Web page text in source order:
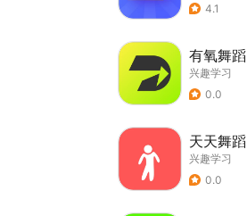
4.1
有氧舞蹈
兴趣学习
0.0
天天舞蹈
兴趣学习
0.0